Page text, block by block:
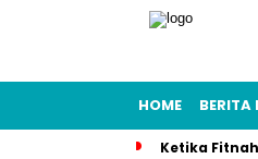
HOME BERITA
Ketika